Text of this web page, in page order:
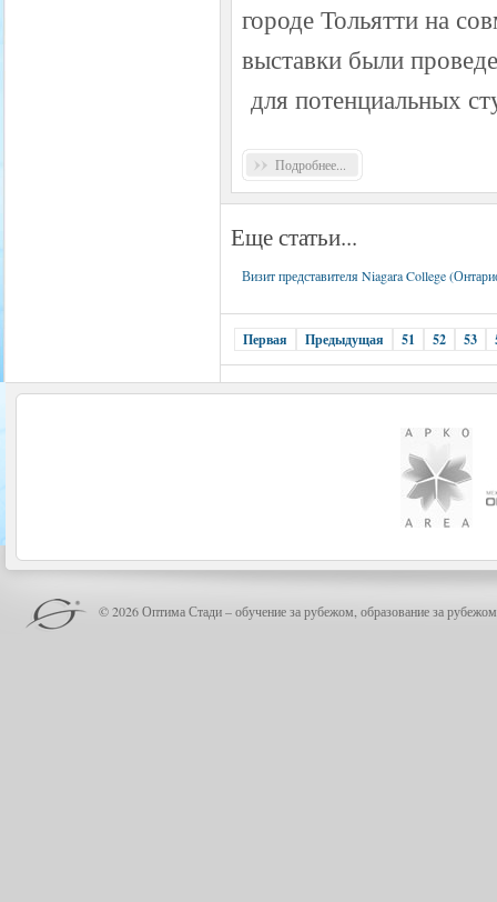
городе Тольятти на
выставки были
для потенциальных
Подробнее...
Еще статьи...
Визит представителя Niagara College
Первая Предыдущая 51 52 53
© 2026 Оптима Стади – обучение за рубежом, образование за